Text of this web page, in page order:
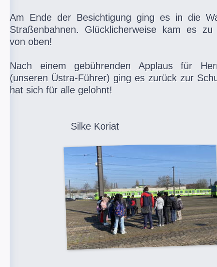
Am Ende der Besichtigung ging es in die
Straßenbahnen. Glücklicherweise kam es
von oben!
Nach einem gebührenden Applaus für
(unseren Üstra-Führer) ging es zurück zur
hat sich für alle gelohnt!
Silke Koriat